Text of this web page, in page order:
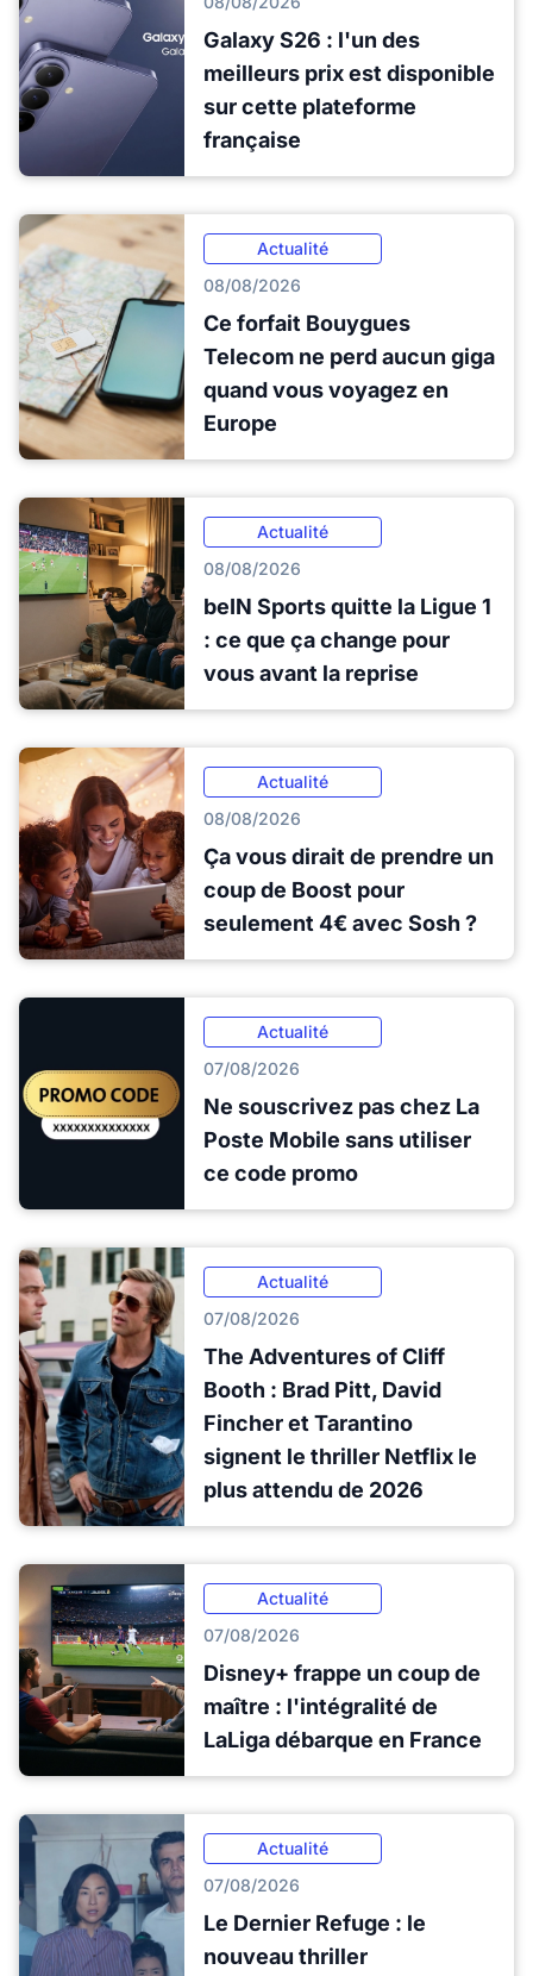
Galaxy S26 : l'un des
meilleurs prix est disponible
sur cette plateforme
française
Actualité
08/08/2026
Ce forfait Bouygues
Telecom ne perd aucun giga
quand vous voyagez en
Europe
Actualité
08/08/2026
beIN Sports quitte la Ligue 1
: ce que ça change pour
vous avant la reprise
Actualité
08/08/2026
Ça vous dirait de prendre un
coup de Boost pour
seulement 4€ avec Sosh ?
Actualité
07/08/2026
Ne souscrivez pas chez La
Poste Mobile sans utiliser
ce code promo
Actualité
07/08/2026
The Adventures of Cliff
Booth : Brad Pitt, David
Fincher et Tarantino
signent le thriller Netflix le
plus attendu de 2026
Actualité
07/08/2026
Disney+ frappe un coup de
maître : l'intégralité de
LaLiga débarque en France
Actualité
07/08/2026
Le Dernier Refuge : le
nouveau thriller